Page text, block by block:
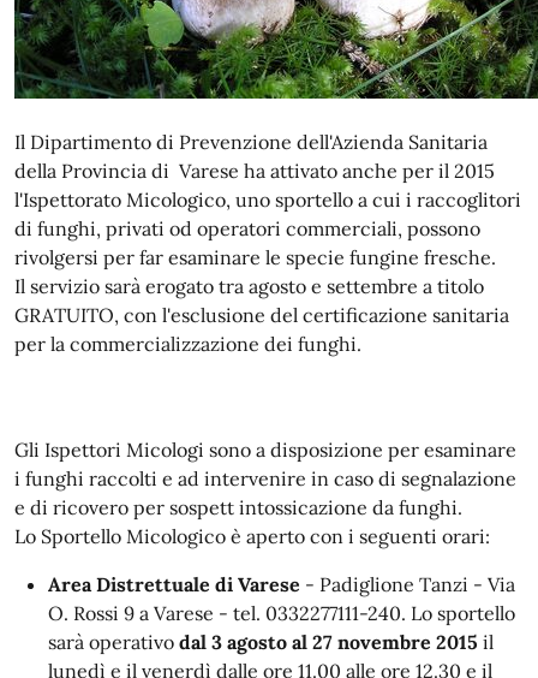
Il Dipartimento di Prevenzione dell'Azienda Sanitaria
della Provincia di Varese ha attivato anche per il 2015
l'Ispettorato Micologico, uno sportello a cui i raccoglitori
di funghi, privati od operatori commerciali, possono
rivolgersi per far esaminare le specie fungine fresche.
Il servizio sarà erogato tra agosto e settembre a titolo
GRATUITO, con l'esclusione del certificazione sanitaria
per la commercializzazione dei funghi.
Gli Ispettori Micologi sono a disposizione per esaminare
i funghi raccolti e ad intervenire in caso di segnalazione
e di ricovero per sospett intossicazione da funghi.
Lo Sportello Micologico è aperto con i seguenti orari:
Area Distrettuale di Varese - Padiglione Tanzi - Via
O. Rossi 9 a Varese - tel. 0332277111-240. Lo sportello
sarà operativo dal 3 agosto al 27 novembre 2015 il
lunedì e il venerdì dalle ore 11.00 alle ore 12.30 e il